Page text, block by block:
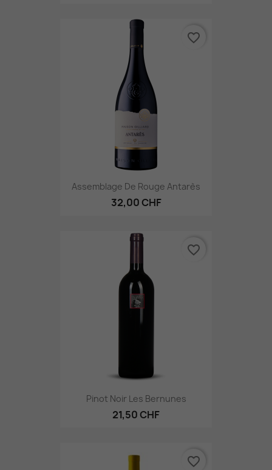
Assemblage De Rouge Antarès
32,00 CHF
favorite_border
Pinot Noir Les Bernunes
21,50 CHF
favorite_border
favorite_border